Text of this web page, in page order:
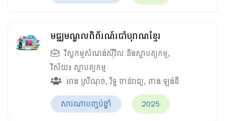
មជ្ឈមណ្ឌលពិព័រណ៍របាំបុរាណខ្មែរ
វិស្វកម្មសំណង់ស៊ីវិល និងស្ថាបត្យកម្ម,
វិស័យ៖ ស្ថាបត្យកម្ម
អាង ស្រីណុច,រិទ្ធ ចាន់រាជ្យ, ពាង ឡង់ឌី
សារណាបញ្ចប់ឆ្នាំ 2025